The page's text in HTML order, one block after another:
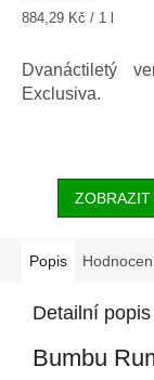
4,9
hvězdiček.
Měrná
884,29 Kč / 1 l
Dvanáctiletý
Exclusiva.
ZOBRAZIT
Popis
Detailní
Bumbu